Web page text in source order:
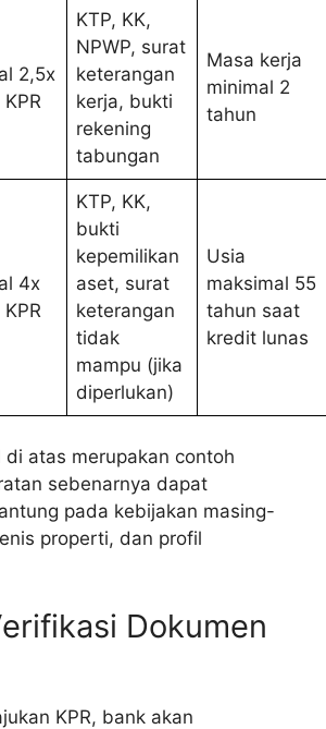
2,5x
KTP, KK,
NPWP, surat
keterangan
kerja, bukti
rekening
tabungan
Masa kerja
minimal 2
tahun
4x
KTP, KK,
bukti
kepemilikan
aset, surat
keterangan
tidak
mampu (jika
diperlukan)
Usia
maksimal 55
tahun saat
kredit lunas
di atas merupakan contoh
sebenarnya dapat
pada kebijakan masing-
properti, dan profil
Dokumen
KPR, bank akan